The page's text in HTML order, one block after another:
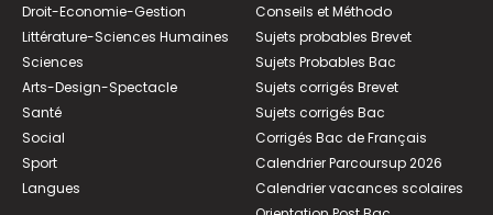
Droit-Economie-Gestion
Littérature-Sciences Humaines
Sciences
Arts-Design-Spectacle
Santé
Social
Sport
Langues
Conseils et Méthodo
Sujets probables Brevet
Sujets Probables Bac
Sujets corrigés Brevet
Sujets corrigés Bac
Corrigés Bac de Français
Calendrier Parcoursup 2026
Calendrier vacances scolaires